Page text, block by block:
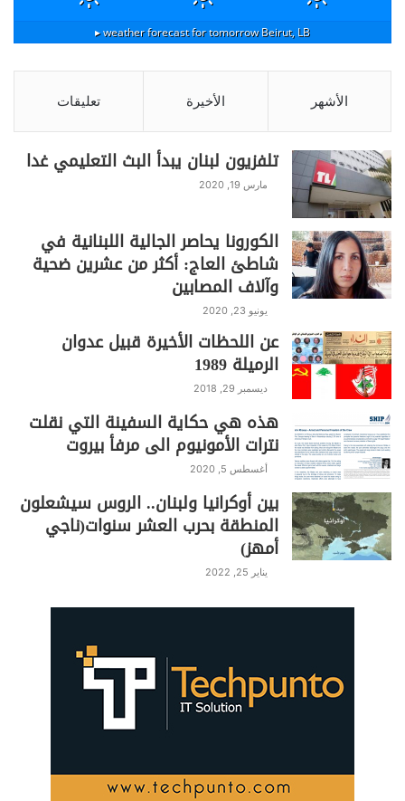
Beirut, LB
weather forecast for tomorrow ▸
الأشهر الأخيرة تعليقات
تلفزيون لبنان يبدأ البث التعليمي غدا
مارس 19, 2020
الكورونا يحاصر الجالية اللبنانية في
شاطئ العاج: أكثر من عشرين ضحية
وآلاف المصابين
يونيو 23, 2020
عن اللحظات الأخيرة قبيل عدوان
الرميلة 1989
ديسمبر 29, 2018
هذه هي حكاية السفينة التي نقلت
نترات الأمونيوم الى مرفأ بيروت
أغسطس 5, 2020
بين أوكرانيا ولبنان.. الروس سيشعلون
المنطقة بحرب العشر سنوات(ناجي
أمهز)
يناير 25, 2022